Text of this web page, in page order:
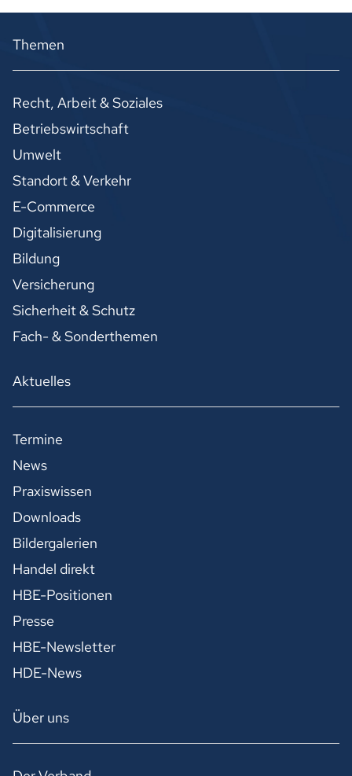
Themen
Recht, Arbeit & Soziales
Betriebswirtschaft
Umwelt
Standort & Verkehr
E-Commerce
Digitalisierung
Bildung
Versicherung
Sicherheit & Schutz
Fach- & Sonderthemen
Aktuelles
Termine
News
Praxiswissen
Downloads
Bildergalerien
Handel direkt
HBE-Positionen
Presse
HBE-Newsletter
HDE-News
Über uns